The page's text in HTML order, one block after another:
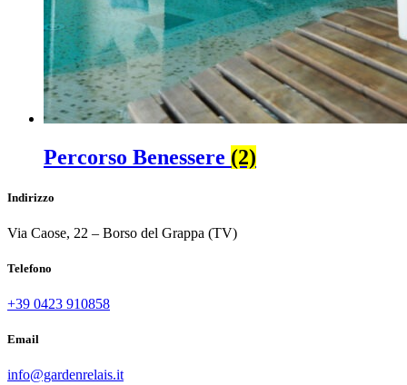
Percorso Benessere (2)
Indirizzo
Via Caose, 22 – Borso del Grappa (TV)
Telefono
+39 0423 910858
Email
info@gardenrelais.it